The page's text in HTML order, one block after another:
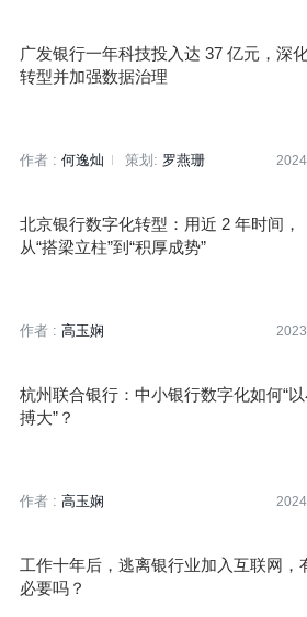
广发银行一年科技投入达 37 亿元，深
转型并加强数据治理
作者 : 何逸灿 策划: 罗燕珊
北京银行数字化转型：用近 2 年时间，
从“搭梁立柱”到“积厚成势”
作者 : 高玉娴
杭州联合银行：中小银行数字化如何“
搏大”？
作者 : 高玉娴
工作十年后，逃离银行业加入互联网，
必要吗？